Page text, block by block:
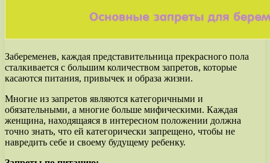
Забеременев, каждая представительница прекрасного пола
сталкивается с большим количеством запретов, которые
касаются питания, привычек и образа жизни.
Многие из запретов являются категоричными и
обязательными, а многие больше мифическими. Каждая
женщина, находящаяся в интересном положении должна
точно знать, что ей категорически запрещено, чтобы не
навредить себе и своему будущему ребенку.